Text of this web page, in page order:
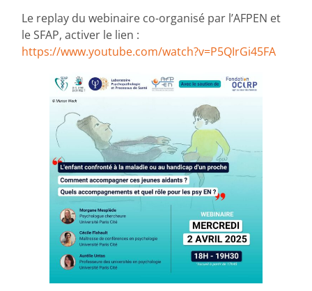
Le replay du webinaire co-organisé par l’AFPEN et
le SFAP, activer le lien :
https://www.youtube.com/watch?v=P5QIrGi45FA